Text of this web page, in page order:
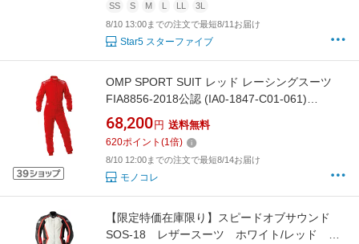
SS S M L LL
3L
8/10 13:00までの注文で最短8/11お届け
Star5 スターファイブ
OMP SPORT SUIT レッド レーシングスーツ
FIA8856-2018公認 (IA0-1847-C01-061)
MY2020
68,200 円 送料無料
620ポイント (1倍)
8/10 12:00までの注文で最短8/14お届け
モノコレ
【限定特価在庫限り】スピードオブサウンド
SOS-18 レザースーツ ホワイト/レッド